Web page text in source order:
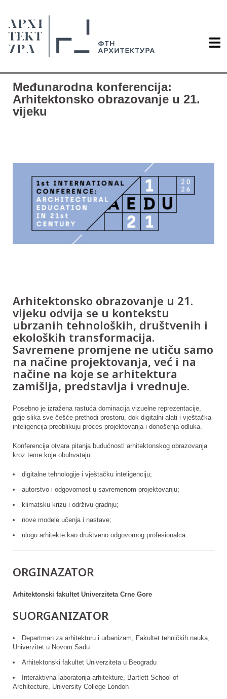
Međunarodna konferencija:
Arhitektonsko obrazovanje u 21.
vijeku
Arhitektonsko obrazovanje u 21.
vijeku odvija se u kontekstu
ubrzanih tehnoloških, društvenih i
ekoloških transformacija.
Savremene promjene ne utiču samo
na načine projektovanja, već i na
načine na koje se arhitektura
zamišlja, predstavlja i vrednuje.
Posebno je izražena rastuća dominacija vizuelne reprezentacije,
gdje slika sve češće prethodi prostoru, dok digitalni alati i vještačka
inteligencija preoblikuju proces projektovanja i donošenja odluka.
Konferencija otvara pitanja budućnosti arhitektonskog obrazovanja
kroz teme koje obuhvataju:
digitalne tehnologije i vještačku inteligenciju;
autorstvo i odgovornost u savremenom projektovanju;
klimatsku krizu i održivu gradnju;
nove modele učenja i nastave;
ulogu arhitekte kao društveno odgovornog profesionalca.
ORGINAZATOR
Arhitektonski fakultet Univerziteta Crne Gore
SUORGANIZATOR
Departman za arhitekturu i urbanizam, Fakultet tehničkih nauka,
Univerzitet u Novom Sadu
Arhitektonski fakultet Univerziteta u Beogradu
Interaktivna laboratorija arhitekture, Bartlett School of
Architecture, University College London